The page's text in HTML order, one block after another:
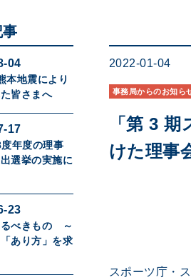
2022-01-04
事務局からのお知ら
「第 3
けた理事
スポーツ庁・
04
本地震により
皆さまへ
17
年度の理事
選挙の実施に
23
るべきもの ～
あり方」を求